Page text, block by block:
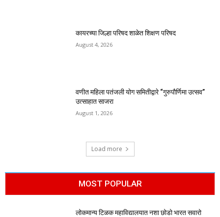
कायरच्या जिल्हा परिषद शाळेत शिक्षण परिषद
August 4, 2026
वणीत महिला पतंजली योग समितीद्वारे “गुरुपौर्णिमा उत्सव”
उत्साहात साजरा
August 1, 2026
Load more
MOST POPULAR
लोकमान्य टिळक महाविद्यालयात नशा छोडो भारत सवारो